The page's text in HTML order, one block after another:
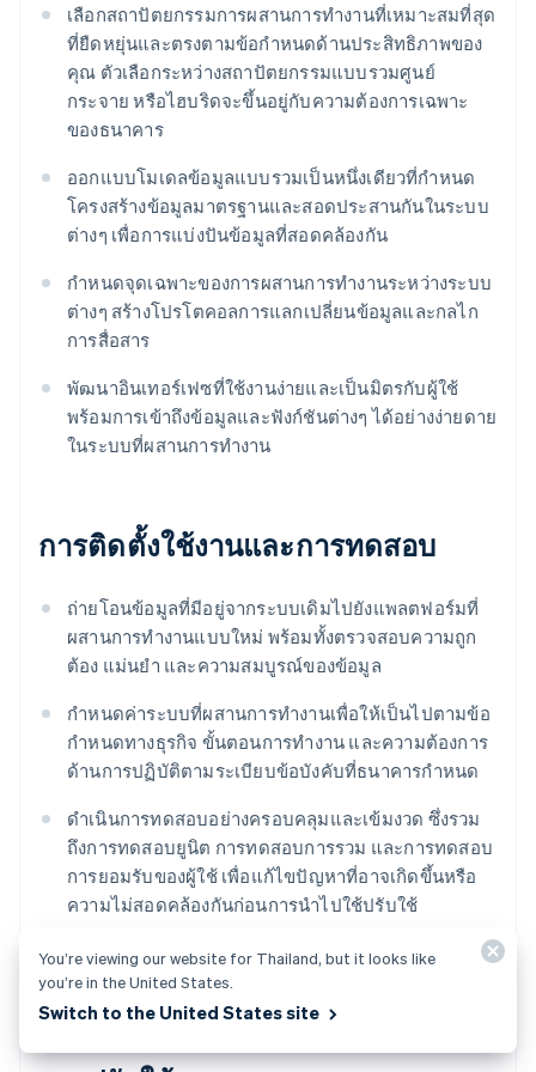
เลือกสถาปัตยกรรมการผสานการทํางานที่เหมาะสมที่สุด
ที่ยืดหยุ่นและตรงตามข้อกําหนดด้านประสิทธิภาพของ
คุณ ตัวเลือกระหว่างสถาปัตยกรรมแบบรวมศูนย์
กระจาย หรือไฮบริดจะขึ้นอยู่กับความต้องการเฉพาะ
ของธนาคาร
ออกแบบโมเดลข้อมูลแบบรวมเป็นหนึ่งเดียวที่กำหนด
โครงสร้างข้อมูลมาตรฐานและสอดประสานกันในระบบ
ต่างๆ เพื่อการแบ่งปันข้อมูลที่สอดคล้องกัน
กําหนดจุดเฉพาะของการผสานการทํางานระหว่างระบบ
ต่างๆ สร้างโปรโตคอลการแลกเปลี่ยนข้อมูลและกลไก
การสื่อสาร
พัฒนาอินเทอร์เฟซที่ใช้งานง่ายและเป็นมิตรกับผู้ใช้
พร้อมการเข้าถึงข้อมูลและฟังก์ชันต่างๆ ได้อย่างง่ายดาย
ในระบบที่ผสานการทำงาน
การติดตั้งใช้งานและการทดสอบ
ถ่ายโอนข้อมูลที่มีอยู่จากระบบเดิมไปยังแพลตฟอร์มที่
ผสานการทํางานแบบใหม่ พร้อมทั้งตรวจสอบความถูก
ต้อง แม่นยํา และความสมบูรณ์ของข้อมูล
กําหนดค่าระบบที่ผสานการทํางานเพื่อให้เป็นไปตามข้อ
กําหนดทางธุรกิจ ขั้นตอนการทํางาน และความต้องการ
ด้านการปฏิบัติตามระเบียบข้อบังคับที่ธนาคารกําหนด
ดำเนินการทดสอบอย่างครอบคลุมและเข้มงวด ซึ่งรวม
ถึงการทดสอบยูนิต การทดสอบการรวม และการทดสอบ
การยอมรับของผู้ใช้ เพื่อแก้ไขปัญหาที่อาจเกิดขึ้นหรือ
ความไม่สอดคล้องกันก่อนการนำไปใช้ปรับใช้
จัดให้มีการฝึกอบรมพนักงานในเชิงลึกเกี่ยวกับระบบใหม่
กระบวนการ และฟังก์ชันการทํางาน
You’re viewing our website for Thailand, but it looks like
you’re in the United States.
Switch to the United States site